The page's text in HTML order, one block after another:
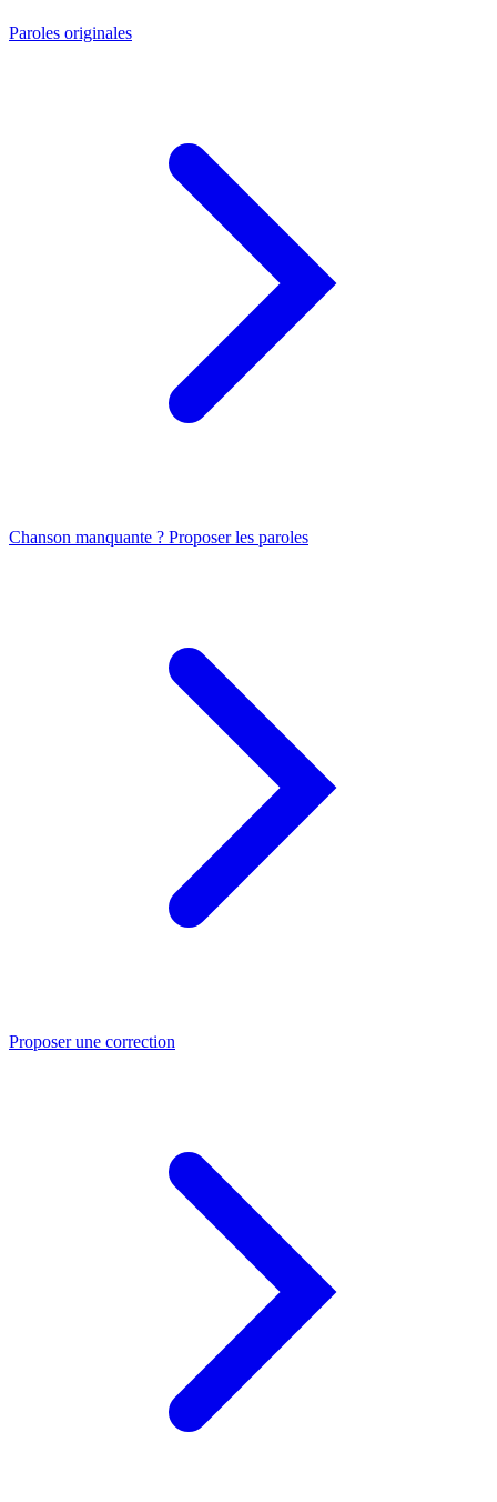
Paroles originales
Chanson manquante ? Proposer les paroles
Proposer une correction